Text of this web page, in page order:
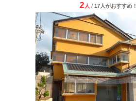
2 人 / 17人がおすすめ！